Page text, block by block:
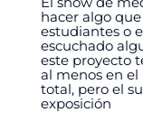
hacer algo
estudiantes o
escuchado
este proyecto
al menos en el
total, pero el
exposición